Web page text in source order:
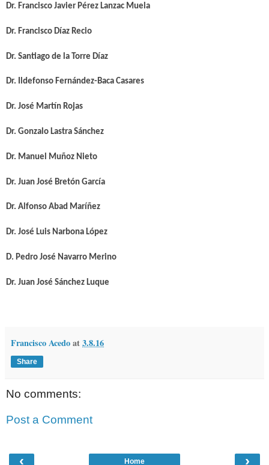
Dr. Francisco Javier Pérez Lanzac Muela
Dr. Francisco Díaz Recio
Dr. Santiago de la Torre Díaz
Dr. Ildefonso Fernández-Baca Casares
Dr. José Martín Rojas
Dr. Gonzalo Lastra Sánchez
Dr. Manuel Muñoz Nieto
Dr. Juan José Bretón García
Dr. Alfonso Abad Maríñez
Dr. José Luis Narbona López
D. Pedro José Navarro Merino
Dr. Juan José Sánchez Luque
Francisco Acedoat3.8.16
Share
No comments:
Post a Comment
‹ ›
Home